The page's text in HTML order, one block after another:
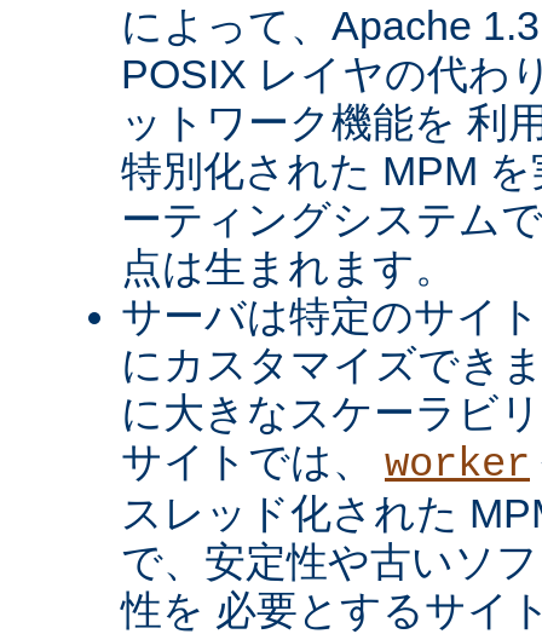
によって、Apache
POSIX レイヤの代わ
ットワーク機能を 利
特別化された MPM
ーティングシステム
点は生まれます。
サーバは特定のサイ
にカスタマイズでき
に大きなスケーラビ
サイトでは、 worker
スレッド化された
で、安定性や古いソ
性を 必要とするサイ